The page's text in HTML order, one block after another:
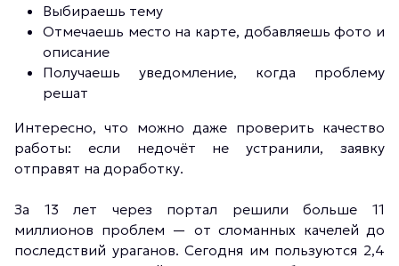
Выбираешь тему
Отмечаешь место на карте, добавляешь фото и
описание
Получаешь уведомление, когда проблему
решат
Интересно, что можно даже проверить качество
работы: если недочёт не устранили, заявку
отправят на доработку.
За 13 лет через портал решили больше 11
миллионов проблем — от сломанных качелей до
последствий ураганов. Сегодня им пользуются 2,4